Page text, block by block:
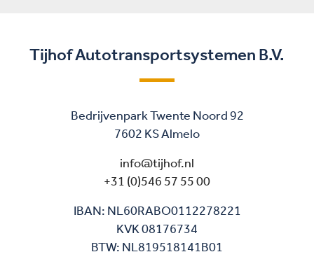
Tijhof Autotransportsystemen B.V.
Bedrijvenpark Twente Noord 92
7602 KS Almelo
info@tijhof.nl
+31 (0)546 57 55 00
IBAN: NL60RABO0112278221
KVK 08176734
BTW: NL819518141B01